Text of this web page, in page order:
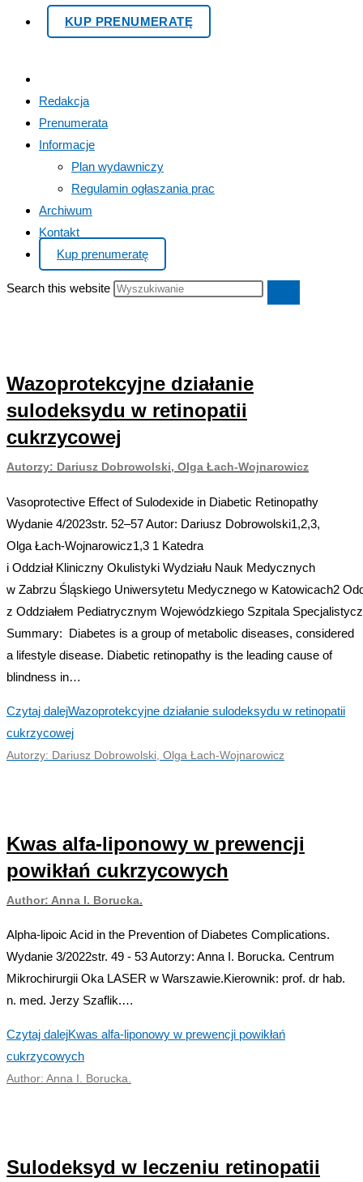
KUP PRENUMERATĘ
Redakcja
Prenumerata
Informacje
Plan wydawniczy
Regulamin ogłaszania prac
Archiwum
Kontakt
Kup prenumeratę
Search this website
Wazoprotekcyjne działanie
sulodeksydu w retinopatii
cukrzycowej
Autorzy: Dariusz Dobrowolski, Olga Łach‑Wojnarowicz
Vasoprotective Effect of Sulodexide in Diabetic Retinopathy
Wydanie 4/2023str. 52–57 Autor: Dariusz Dobrowolski1,2,3,
Olga Łach‑Wojnarowicz1,3 1 Katedra
i Oddział Kliniczny Okulistyki Wydziału Nauk Medycznych
w Zabrzu Śląskiego Uniwersytetu Medycznego w Katowicach2
z Oddziałem Pediatrycznym Wojewódzkiego Szpitala
Summary: Diabetes is a group of metabolic diseases, considered
a lifestyle disease. Diabetic retinopathy is the leading cause of
blindness in…
Czytaj dalejWazoprotekcyjne działanie sulodeksydu w retinopatii
cukrzycowej
Autorzy: Dariusz Dobrowolski, Olga Łach‑Wojnarowicz
Kwas alfa-liponowy w prewencji
powikłań cukrzycowych
Author: Anna I. Borucka.
Alpha-lipoic Acid in the Prevention of Diabetes Complications.
Wydanie 3/2022str. 49 - 53 Autorzy: Anna I. Borucka. Centrum
Mikrochirurgii Oka LASER w Warszawie.Kierownik: prof. dr hab.
n. med. Jerzy Szaflik.…
Czytaj dalejKwas alfa-liponowy w prewencji powikłań
cukrzycowych
Author: Anna I. Borucka.
Sulodeksyd w leczeniu retinopatii